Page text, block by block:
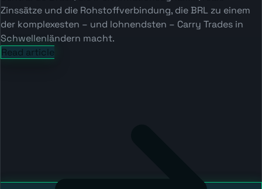
Zinssätze und die Rohstoffverbindung, die BRL zu einem
der komplexesten – und lohnendsten – Carry Trades in
Schwellenländern macht.
Read article